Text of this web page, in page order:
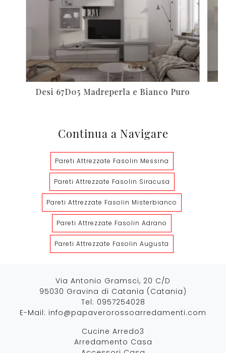
Desi 67D05 Madreperla e Bianco Puro
Continua a Navigare
Pareti Attrezzate Fasolin Messina
Pareti Attrezzate Fasolin Siracusa
Pareti Attrezzate Fasolin Misterbianco
Pareti Attrezzate Fasolin Adrano
Pareti Attrezzate Fasolin Augusta
Via Antonio Gramsci, 20 C/D
95030 Gravina di Catania (Catania)
Tel: 0957254028
E-Mail: info@papaverorossoarredamenti.com
Cucine Arredo3
Arredamento Casa